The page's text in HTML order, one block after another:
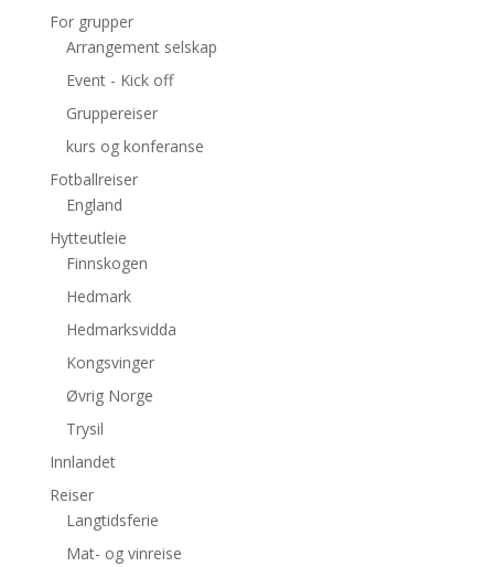
For grupper
Arrangement selskap
Event - Kick off
Gruppereiser
kurs og konferanse
Fotballreiser
England
Hytteutleie
Finnskogen
Hedmark
Hedmarksvidda
Kongsvinger
Øvrig Norge
Trysil
Innlandet
Reiser
Langtidsferie
Mat- og vinreise